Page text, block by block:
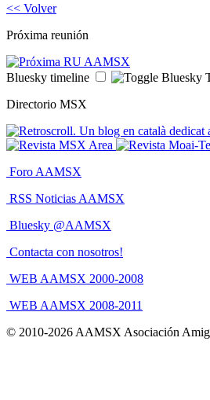
<< Volver
Próxima reunión
Bluesky timeline
Directorio MSX
Foro AAMSX
RSS Noticias AAMSX
Bluesky @AAMSX
Contacta con nosotros!
WEB AAMSX 2000-2008
WEB AAMSX 2008-2011
© 2010-2026 AAMSX Asociación